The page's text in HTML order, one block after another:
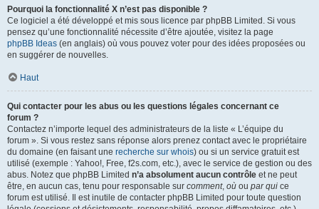
Pourquoi la fonctionnalité X n’est pas disponible ?
Ce logiciel a été développé et mis sous licence par phpBB Limited. Si vous
pensez qu’une fonctionnalité nécessite d’être ajoutée, visitez la page
phpBB Ideas (en anglais) où vous pouvez voter pour des idées proposées ou
en suggérer de nouvelles.
Haut
Qui contacter pour les abus ou les questions légales concernant ce
forum ?
Contactez n’importe lequel des administrateurs de la liste « L’équipe du
forum ». Si vous restez sans réponse alors prenez contact avec le propriétaire
du domaine (en faisant une recherche sur whois) ou si un service gratuit est
utilisé (exemple : Yahoo!, Free, f2s.com, etc.), avec le service de gestion ou des
abus. Notez que phpBB Limited n’a absolument aucun contrôle et ne peut
être, en aucun cas, tenu pour responsable sur comment, où ou par qui ce
forum est utilisé. Il est inutile de contacter phpBB Limited pour toute question